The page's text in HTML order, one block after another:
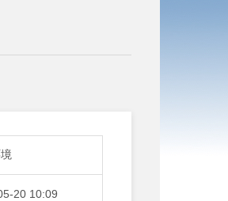
20 10:09